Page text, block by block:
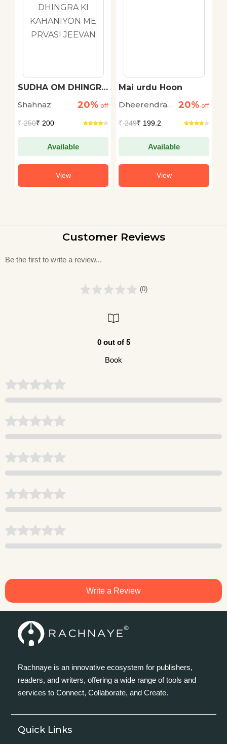
SUDHA OM DHINGRA
PRVASI JEEVAN
Shahnaz 20% off
₹250₹ 200
Available
View
Mai urdu Hoon
Dheerendra
20% off
₹249₹ 199.2
Available
View
Customer Reviews
Be the first to write a review...
(0)
0 out of 5
Book
Write a Review
Rachnaye is an innovative ecosystem for publishers,
readers, and writers, offering a wide range of tools and
services to Connect, Collaborate, and Create.
Quick Links